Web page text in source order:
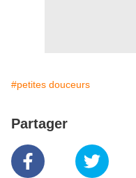
#petites douceurs
Partager